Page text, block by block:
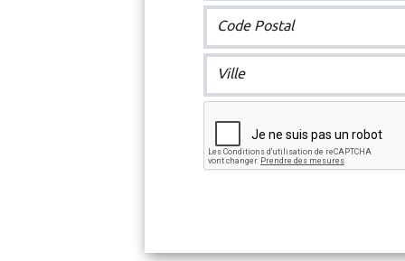
Code Postal
Ville